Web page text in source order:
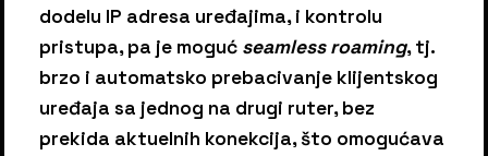
dodelu IP adresa uređajima, i kontrolu
pristupa, pa je moguć seamless roaming, tj.
brzo i automatsko prebacivanje klijentskog
uređaja sa jednog na drugi ruter, bez
prekida aktuelnih konekcija, što omogućava